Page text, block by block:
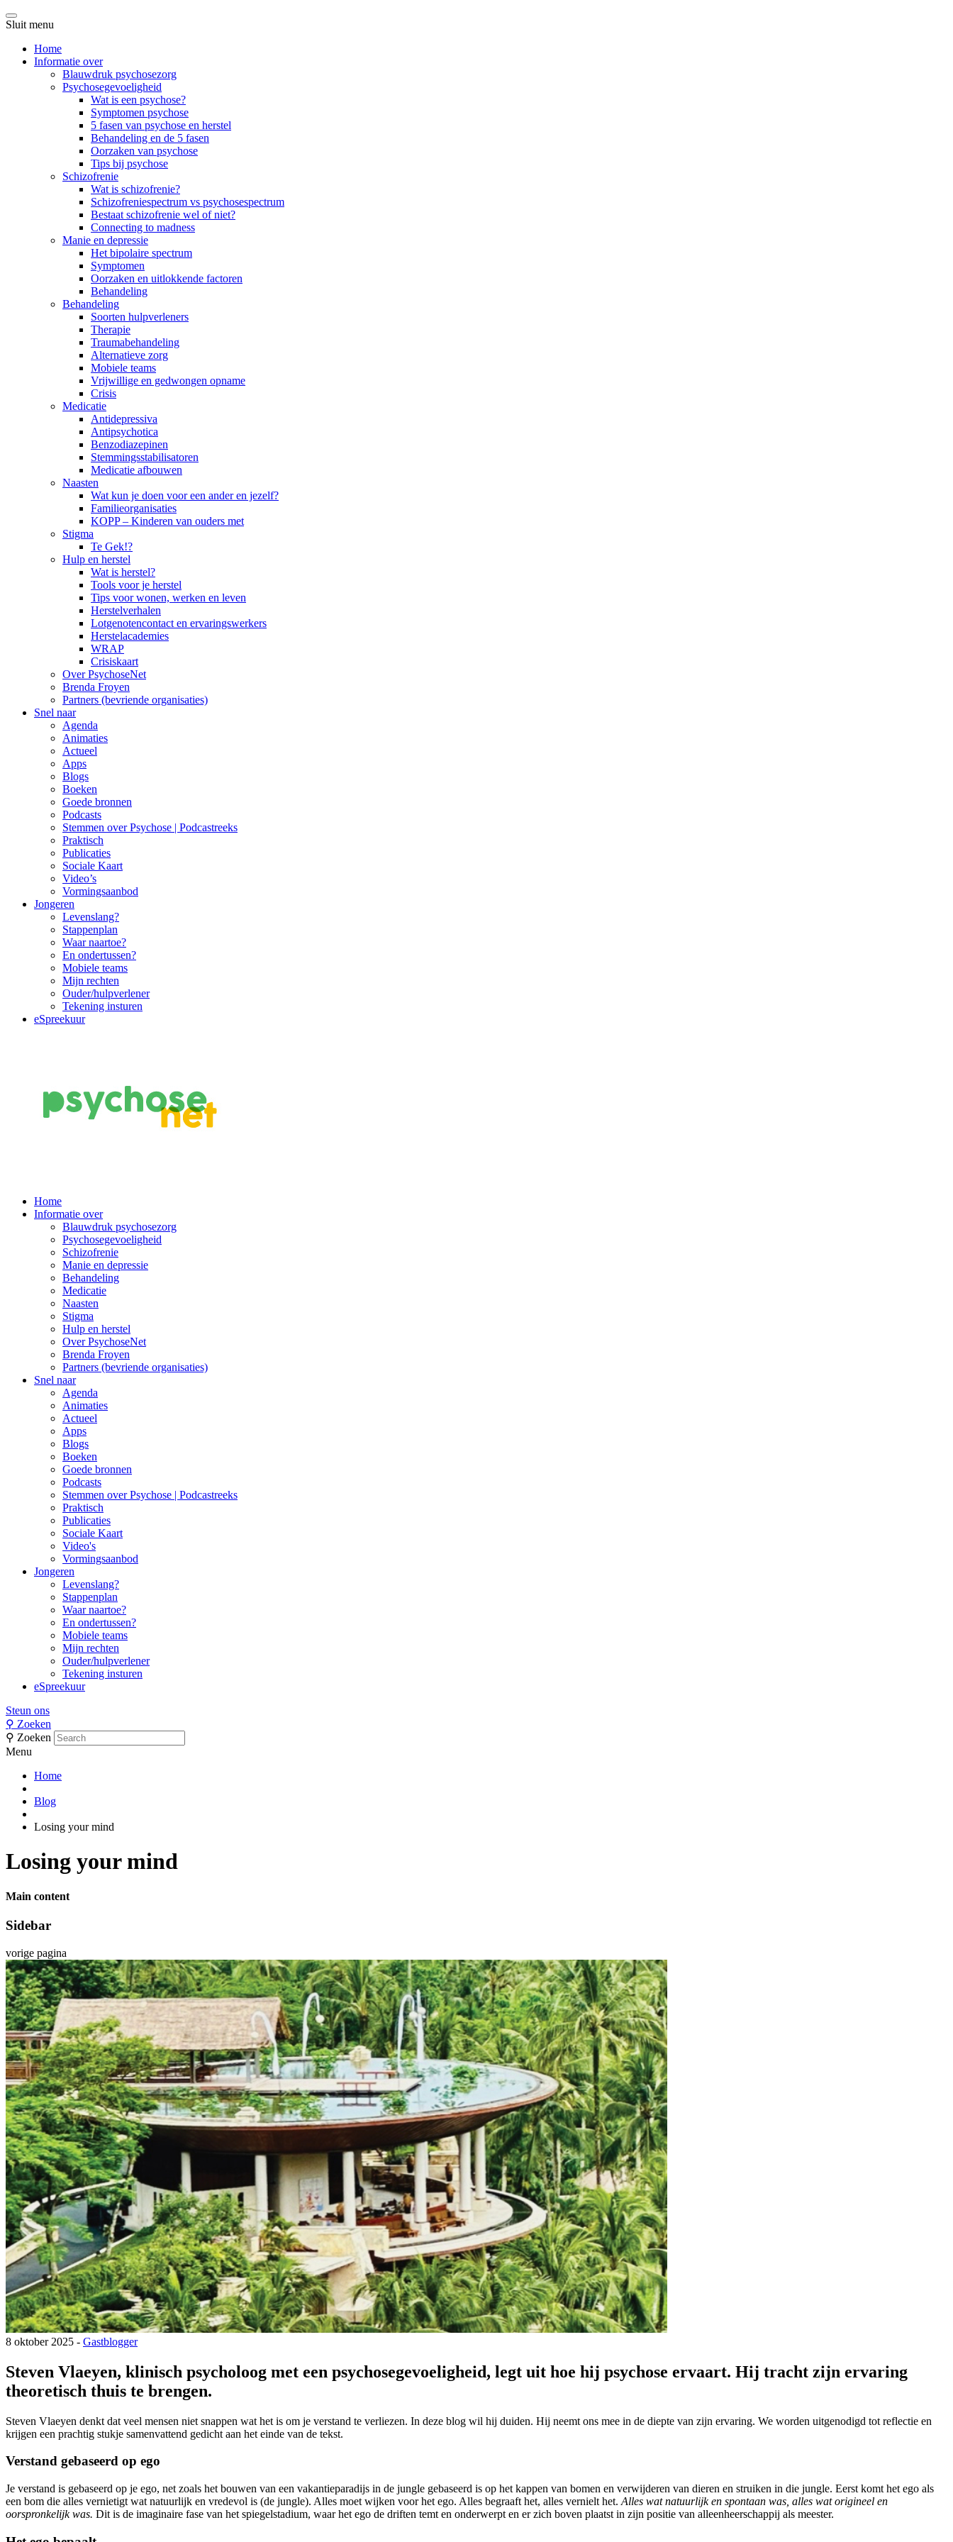
Sluit menu
Home
Informatie over
Blauwdruk psychosezorg
Psychosegevoeligheid
Wat is een psychose?
Symptomen psychose
5 fasen van psychose en herstel
Behandeling en de 5 fasen
Oorzaken van psychose
Tips bij psychose
Schizofrenie
Wat is schizofrenie?
Schizofreniespectrum vs psychosespectrum
Bestaat schizofrenie wel of niet?
Connecting to madness
Manie en depressie
Het bipolaire spectrum
Symptomen
Oorzaken en uitlokkende factoren
Behandeling
Behandeling
Soorten hulpverleners
Therapie
Traumabehandeling
Alternatieve zorg
Mobiele teams
Vrijwillige en gedwongen opname
Crisis
Medicatie
Antidepressiva
Antipsychotica
Benzodiazepinen
Stemmingsstabilisatoren
Medicatie afbouwen
Naasten
Wat kun je doen voor een ander en jezelf?
Familieorganisaties
KOPP – Kinderen van ouders met
Stigma
Te Gek!?
Hulp en herstel
Wat is herstel?
Tools voor je herstel
Tips voor wonen, werken en leven
Herstelverhalen
Lotgenotencontact en ervaringswerkers
Herstelacademies
WRAP
Crisiskaart
Over PsychoseNet
Brenda Froyen
Partners (bevriende organisaties)
Snel naar
Agenda
Animaties
Actueel
Apps
Blogs
Boeken
Goede bronnen
Podcasts
Stemmen over Psychose | Podcastreeks
Praktisch
Publicaties
Sociale Kaart
Video’s
Vormingsaanbod
Jongeren
Levenslang?
Stappenplan
Waar naartoe?
En ondertussen?
Mobiele teams
Mijn rechten
Ouder/hulpverlener
Tekening insturen
eSpreekuur
Main
Navigation
Home
Informatie over
Blauwdruk psychosezorg
Psychosegevoeligheid
Schizofrenie
Manie en depressie
Behandeling
Medicatie
Naasten
Stigma
Hulp en herstel
Over PsychoseNet
Brenda Froyen
Partners (bevriende organisaties)
Snel naar
Agenda
Animaties
Actueel
Apps
Blogs
Boeken
Goede bronnen
Podcasts
Stemmen over Psychose | Podcastreeks
Praktisch
Publicaties
Sociale Kaart
Video's
Vormingsaanbod
Jongeren
Levenslang?
Stappenplan
Waar naartoe?
En ondertussen?
Mobiele teams
Mijn rechten
Ouder/hulpverlener
Tekening insturen
eSpreekuur
Steun ons
⚲ Zoeken
⚲ Zoeken
Menu
Home
Blog
Losing your mind
Losing your mind
Main content
Sidebar
vorige pagina
8 oktober 2025 - Gastblogger
Steven Vlaeyen, klinisch psycholoog met een psychosegevoeligheid, legt uit hoe hij psychose ervaart. Hij tracht zijn ervaring
theoretisch thuis te brengen.
Steven Vlaeyen denkt dat veel mensen niet snappen wat het is om je verstand te verliezen. In deze blog wil hij duiden. Hij neemt ons mee in de diepte van zijn ervaring. We worden uitgenodigd tot reflectie en
krijgen een prachtig stukje samenvattend gedicht aan het einde van de tekst.
Verstand gebaseerd op ego
Je verstand is gebaseerd op je ego, net zoals het bouwen van een vakantieparadijs in de jungle gebaseerd is op het kappen van bomen en verwijderen van dieren en struiken in die jungle. Eerst komt het ego als
een bom die alles vernietigt wat natuurlijk en vredevol is (de jungle). Alles moet wijken voor het ego. Alles begraaft het, alles vernielt het. Alles wat natuurlijk en spontaan was, alles wat origineel en
oorspronkelijk was. Dit is de imaginaire fase van het spiegelstadium, waar het ego de driften temt en onderwerpt en er zich boven plaatst in zijn positie van alleenheerschappij als meester.